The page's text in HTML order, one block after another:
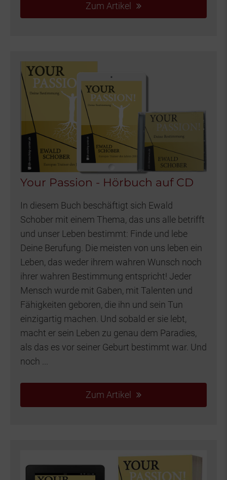
Zum Artikel
Your Passion - Hörbuch auf CD
In diesem Buch beschäftigt sich Ewald
Schober mit einem Thema, das uns alle betrifft
und unser Leben bestimmt: Finde und lebe
Deine Berufung. Die meisten von uns leben ein
Leben, das weder ihrem wahren Wunsch noch
ihrer wahren Bestimmung entspricht! Jeder
Mensch wurde mit Gaben, mit Talenten und
Fähigkeiten geboren, die ihn und sein Tun
einzigartig machen. Und sobald er sie lebt,
macht er sein Leben zu genau dem Paradies,
als das es vor seiner Geburt bestimmt war. Und
noch ...
Zum Artikel